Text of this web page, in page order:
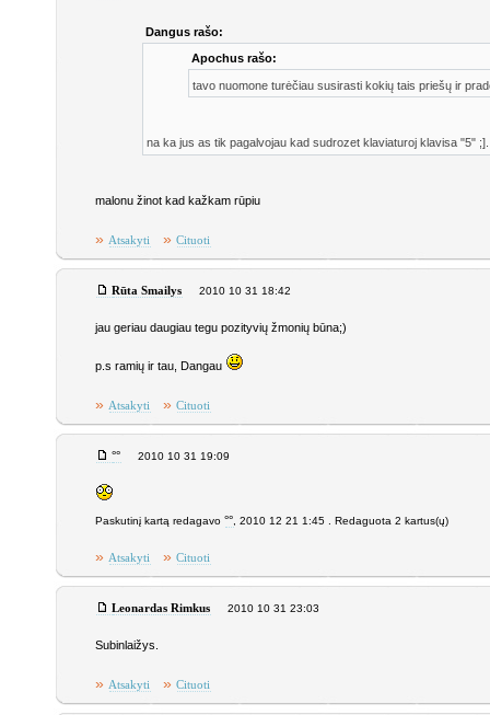
Dangus rašo:
Apochus rašo:
tavo nuomone turėčiau susirasti kokių tais priešų ir
na ka jus as tik pagalvojau kad sudrozet klaviaturoj klavisa "5" ;].
malonu žinot kad kažkam rūpiu
» Atsakyti » Cituoti
Rūta Smailys 2010 10 31 18:42
jau geriau daugiau tegu pozityvių žmonių būna;)
p.s ramių ir tau, Dangau
» Atsakyti » Cituoti
°° 2010 10 31 19:09
Paskutinį kartą redagavo°° , 2010 12 21 1:45 . Redaguota 2 kartus(ų)
» Atsakyti » Cituoti
Leonardas Rimkus 2010 10 31 23:03
Subinlaižys.
» Atsakyti » Cituoti